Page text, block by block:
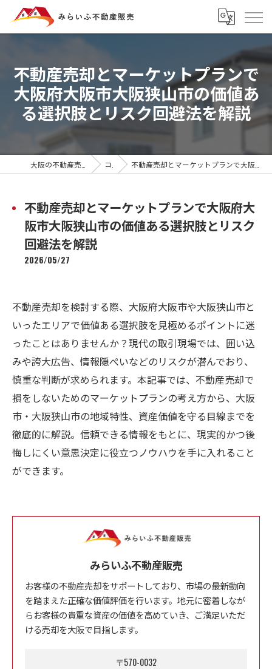
不動産売却とマーケットプランで
大阪府大阪市大阪狭山市の価値あ
る選択肢とリスク回避法を解説
コラム 不動産売却とマーケットプランで大阪府大阪市大阪狭山市の価値ある選択肢とリスク回避法を解説
不動産売却とマーケットプランで大阪府大
阪市大阪狭山市の価値ある選択肢とリスク
回避法を解説
2026/05/27
不動産売却を検討する際、大阪府大阪市や大阪狭山市と
いったエリアで価値ある選択肢を見極めるポイントに迷
ったことはありませんか？現代の取引現場では、囲い込
みや誇大広告、情報隠ぺいなどのリスクが潜んでおり、
慎重な判断が求められます。本記事では、不動産売却で
損をしないためのマーケットプランの考え方から、大阪
市・大阪狭山市の地域特性、資産価値を守る目線までを
徹底的に解説。信頼できる情報をもとに、現実的かつ後
悔しにくい意思決定に役立つノウハウを手に入れること
ができます。
みらいふ不動産販売
お客様の不動産売却をサポートしており、市場の最新動向
を踏まえた正確な価値評価を行います。地元に密着しなが
らお客様の貴重な資産の価値を高めていき、ご満足いただ
ける売却を大阪で目指します。
〒570-0032